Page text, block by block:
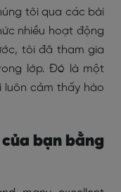
tôi qua các bài
nhiều hoạt động
tôi đã tham gia
lớp. Đó là một
luôn cảm thấy hào
bạn bằng